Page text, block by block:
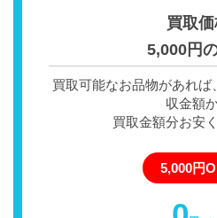
買取
5,000円
買取可能なお品物があれば
収金額
買取金額分お安
5,000円